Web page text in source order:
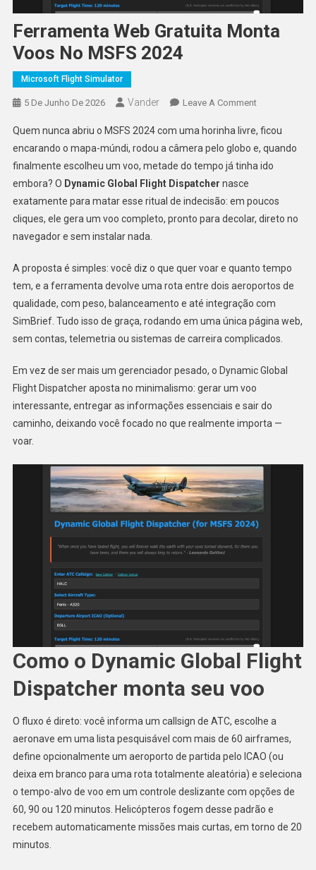
Ferramenta Web Gratuita Monta
Voos No MSFS 2024
Microsoft Flight Simulator
5 De Junho De 2026 Vander Leave A CommentOn
Web
Gratuita
Monta
No
MSFS
Quem nunca abriu o MSFS 2024 com uma horinha livre, ficou
encarando o mapa-múndi, rodou a câmera pelo globo e, quando
finalmente escolheu um voo, metade do tempo já tinha ido
embora? O Dynamic Global Flight Dispatcher nasce
exatamente para matar esse ritual de indecisão: em poucos
cliques, ele gera um voo completo, pronto para decolar, direto no
navegador e sem instalar nada.
A proposta é simples: você diz o que quer voar e quanto tempo
tem, e a ferramenta devolve uma rota entre dois aeroportos de
qualidade, com peso, balanceamento e até integração com
SimBrief. Tudo isso de graça, rodando em uma única página web,
sem contas, telemetria ou sistemas de carreira complicados.
Em vez de ser mais um gerenciador pesado, o Dynamic Global
Flight Dispatcher aposta no minimalismo: gerar um voo
interessante, entregar as informações essenciais e sair do
caminho, deixando você focado no que realmente importa —
voar.
Como o Dynamic Global Flight
Dispatcher monta seu voo
O fluxo é direto: você informa um callsign de ATC, escolhe a
aeronave em uma lista pesquisável com mais de 60 airframes,
define opcionalmente um aeroporto de partida pelo ICAO (ou
deixa em branco para uma rota totalmente aleatória) e seleciona
o tempo-alvo de voo em um controle deslizante com opções de
60, 90 ou 120 minutos. Helicópteros fogem desse padrão e
recebem automaticamente missões mais curtas, em torno de 20
minutos.